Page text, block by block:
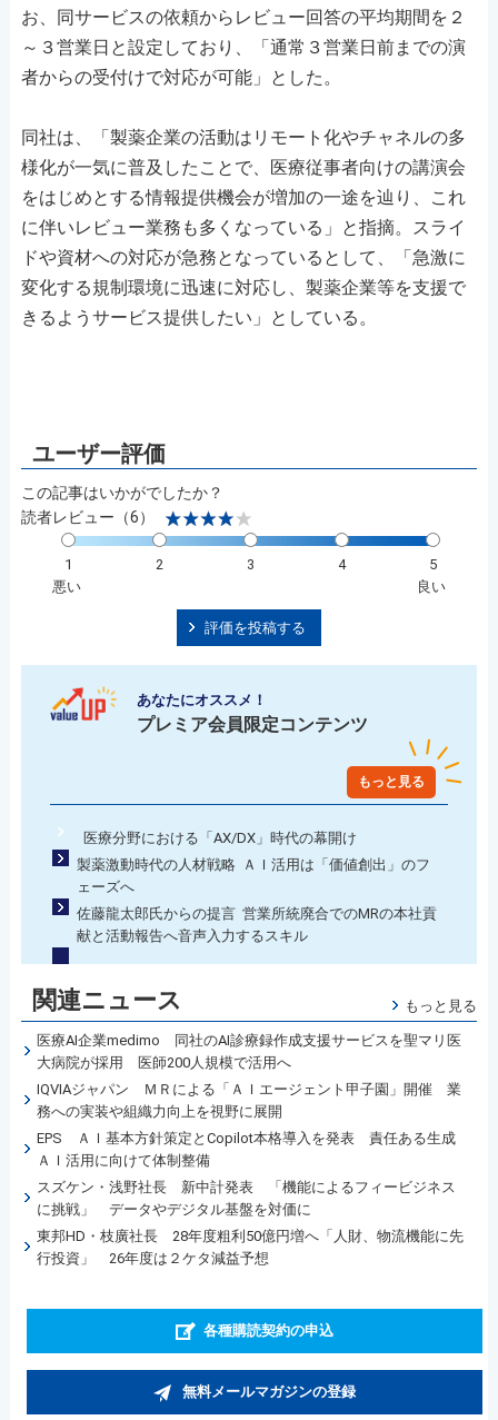
お、同サービスの依頼からレビュー回答の平均期間を２
～３営業日と設定しており、「通常３営業日前までの演
者からの受付けで対応が可能」とした。
同社は、「製薬企業の活動はリモート化やチャネルの多
様化が一気に普及したことで、医療従事者向けの講演会
をはじめとする情報提供機会が増加の一途を辿り、これ
に伴いレビュー業務も多くなっている」と指摘。スライ
ドや資材への対応が急務となっているとして、「急激に
変化する規制環境に迅速に対応し、製薬企業等を支援で
きるようサービス提供したい」としている。
この記事はいかがでしたか？
読者レビュー（6）
1 2 3 4
5
悪い
良い
評価を投稿する
あなたにオススメ！
プレミア会員限定コンテンツ
もっと見る
医療分野における「AX/DX」時代の幕開け
製薬激動時代の人材戦略 ＡＩ活用は「価値創出」のフ
ェーズへ
佐藤龍太郎氏からの提言 営業所統廃合でのMRの本社貢
献と活動報告へ音声入力するスキル
関連ニュース もっと見る
医療AI企業medimo 同社のAI診療録作成支援サービスを聖マリ医
大病院が採用 医師200人規模で活用へ
IQVIAジャパン ＭＲによる「ＡＩエージェント甲子園」開催 業
務への実装や組織力向上を視野に展開
EPS ＡＩ基本方針策定とCopilot本格導入を発表 責任ある生成
ＡＩ活用に向けて体制整備
スズケン・浅野社長 新中計発表 「機能によるフィービジネス
に挑戦」 データやデジタル基盤を対価に
東邦HD・枝廣社長 28年度粗利50億円増へ「人財、物流機能に先
行投資」 26年度は２ケタ減益予想
各種購読契約の申込
無料メールマガジンの登録